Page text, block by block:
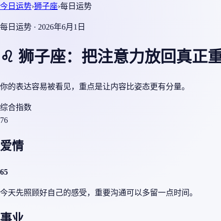
今日运势›狮子座›每日运势
每日运势 · 2026年6月1日
♌ 狮子座：把注意力放回真正
你的表达容易被看见，重点是让内容比姿态更有分量。
综合指数
76
爱情
65
今天先照顾好自己的感受，重要沟通可以多留一点时间。
事业